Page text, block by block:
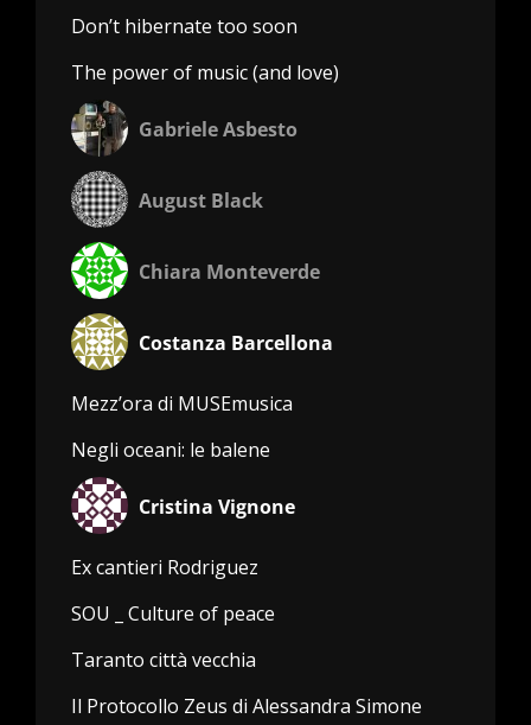
Don’t hibernate too soon
The power of music (and love)
Gabriele Asbesto
August Black
Chiara Monteverde
Costanza Barcellona
Mezz’ora di MUSEmusica
Negli oceani: le balene
Cristina Vignone
Ex cantieri Rodriguez
SOU _ Culture of peace
Taranto città vecchia
Il Protocollo Zeus di Alessandra Simone